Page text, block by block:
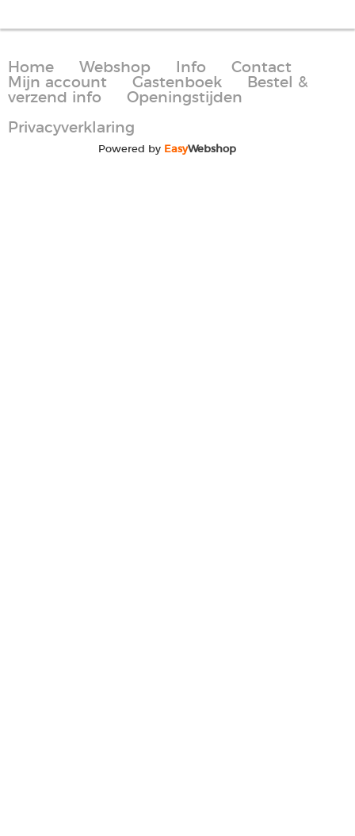
Home Webshop Info
Contact
Mijn account
Gastenboek
Bestel &
verzend info
Openingstijden
Privacyverklaring
Powered by EasyWebshop